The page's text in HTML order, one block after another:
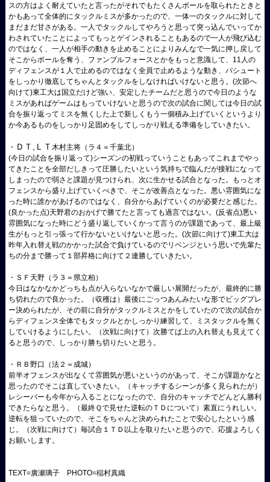
スの方はよく耐えていたと言ったがそれでもたくさんボールを取られたときと
かもあって全体的にタックルミスが多かったので、一体一のタックルに対して
まだまだ甘さがある。一人でタックルしてやろうと思って突っ込んでいってか
わされていたことによってもっとゲインされることもあるので一人が飛び込む
のではなく、一人が相手の動きを止めることによりみんなで一気に押し戻して
そこからボールを奪う、ファンブルフォースとかをもっと意識して、 11 人の
ディフェンスが１人で止めるのではなく全員で止めるような動き、パシュート
をしっかり徹底してちゃんとタックルをしなければいけないと思う。 (次節へ
向けて)東工大は国立だけど強い、安定したチームだと思うので今日のような
ミスがあればゲームはもっていけないと思うので次の試合に関しては今日の試
合を振り返ってミスを無くした上で新しくもう一個積み上げていくというより
か今あるものをしっかり足固めをしてしっかり戦える準備をしていきたい。
・ ＤＴ,ＬＴ 木村主将（ラ４＝千葉北）
(今日の試合を振り返って)シーズンの初戦っていうこともあってこれまでやっ
てきたことを全部だしきって圧勝したいという気持ちで臨んだが接戦になって
しまったので弱さと課題が見つけられ、次に生かせる試合となった。もっとオ
フェンスから盛り上げていくべきで、そこが改善点となった。悪い雰囲気にな
った時に誰かがあげるのではなく、自分からあげていくのが必要だと感じた。
(良かった点)天野君のおかげで勝てたと言っても過言ではない。 (反省点)悪い
雰囲気になった時にどう盛り返していくかって言うのが課題であって、最上級
生がもっと引っ張って行かないといけないと思った。 (次節に向けて)東工大は
昨年入れ替え戦のかかった試合で負けているのでリベンジという思いで先輩た
ちの分まで勝って１部昇格に向けて２連勝していきたい。
・ＳＦ天野（ラ３＝県立柏）
今日はなかなかどっちも点が入らないなかで厳しい展開だったが、最終的に勝
ち切れたので良かった。（収穫は）最後にごっつあんみたいな形でビッグプレ
ー決められたが、その前に自分がタックルミスとかをしていたので次の試合か
らディフェンス全体でもタックルとかしっかり練習して、ミスタックルを無く
していけるようにしたい。（次戦に向けて）次勝てば上の入れ替えも見えてく
ると思うので、しっかり勝ち切りたいと思う。
・ＲＢ野口（法２＝成城）
前半オフェンスが出なくて雰囲気が悪いというのがあって、そこが課題かなと
思ったのでそこは直していきたい。（キャッチするシーンが多く見られたが）
レシーバーも今年から入ることになったので、自分のキャッチでどんどん勝利
できたらなと思う。（最終Ｑで見せた逆転のＴＤについて）素直にうれしい。
逆転を狙っていたので、そこをちゃんと決められたことで安心したという感
じ。（次戦に向けて）毎試合１ＴＤ以上を取りたいと思うので、応援よろしく
お願いします。
TEXT=廣瀬璃子 PHOTO=稲村真織